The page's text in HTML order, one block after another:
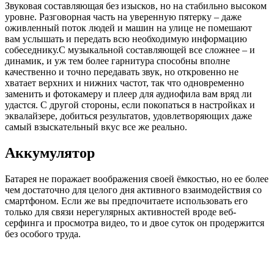
Звуковая составляющая без изысков, но на стабильно высоком
уровне. Разговорная часть на уверенную пятерку – даже
оживленный поток людей и машин на улице не помешают
вам услышать и передать всю необходимую информацию
собеседнику.С музыкальной составляющей все сложнее – и
динамик, и уж тем более гарнитура способны вполне
качественно и точно передавать звук, но откровенно не
хватает верхних и нижних частот, так что одновременно
заменить и фотокамеру и плеер для аудиофила вам вряд ли
удастся. С другой стороны, если покопаться в настройках и
эквалайзере, добиться результатов, удовлетворяющих даже
самый взыскательный вкус все же реально.
Аккумулятор
Батарея не поражает воображения своей ёмкостью, но ее более
чем достаточно для целого дня активного взаимодействия со
смартфоном. Если же вы предпочитаете использовать его
только для связи нерегулярных активностей вроде веб-
серфинга и просмотра видео, то и двое суток он продержится
без особого труда.